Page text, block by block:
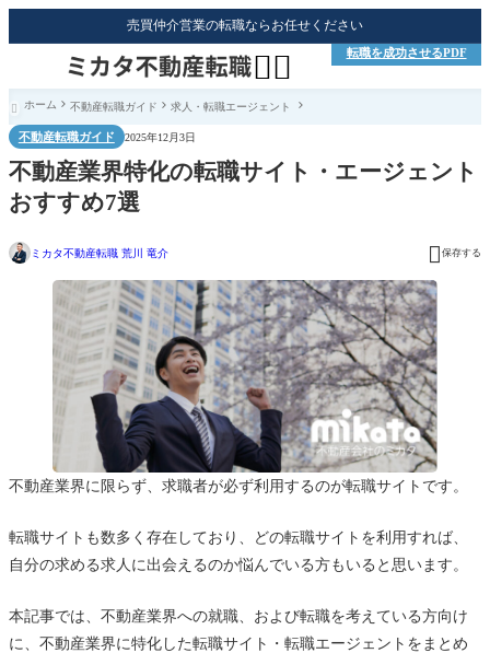
売買仲介営業の転職ならお任せください
 転職を成功させるPDF
 ホーム 不動産転職ガイド 求人・転職エージェント
不動産転職ガイド 2025年12月3日
不動産業界特化の転職サイト・エージェント
おすすめ7選
ミカタ不動産転職 荒川 竜介  保存する
不動産業界に限らず、求職者が必ず利用するのが転職サイトです。
転職サイトも数多く存在しており、どの転職サイトを利用すれば、
自分の求める求人に出会えるのか悩んでいる方もいると思います。
本記事では、不動産業界への就職、および転職を考えている方向け
に、不動産業界に特化した転職サイト・転職エージェントをまとめ